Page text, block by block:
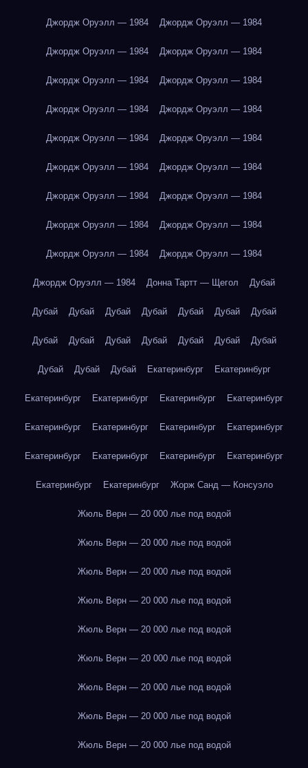
Джордж Оруэлл — 1984 Джордж Оруэлл — 1984
Джордж Оруэлл — 1984 Джордж Оруэлл — 1984
Джордж Оруэлл — 1984 Джордж Оруэлл — 1984
Джордж Оруэлл — 1984 Джордж Оруэлл — 1984
Джордж Оруэлл — 1984 Джордж Оруэлл — 1984
Джордж Оруэлл — 1984 Джордж Оруэлл — 1984
Джордж Оруэлл — 1984 Джордж Оруэлл — 1984
Джордж Оруэлл — 1984 Джордж Оруэлл — 1984
Джордж Оруэлл — 1984 Джордж Оруэлл — 1984
Джордж Оруэлл — 1984 Донна Тартт — Щегол Дубай
Дубай Дубай Дубай Дубай Дубай Дубай Дубай
Дубай Дубай Дубай Дубай Дубай Дубай Дубай
Дубай Дубай Дубай Екатеринбург Екатеринбург
Екатеринбург Екатеринбург Екатеринбург Екатеринбург
Екатеринбург Екатеринбург Екатеринбург Екатеринбург
Екатеринбург Екатеринбург Екатеринбург Екатеринбург
Екатеринбург Екатеринбург Жорж Санд — Консуэло
Жюль Верн — 20 000 лье под водой
Жюль Верн — 20 000 лье под водой
Жюль Верн — 20 000 лье под водой
Жюль Верн — 20 000 лье под водой
Жюль Верн — 20 000 лье под водой
Жюль Верн — 20 000 лье под водой
Жюль Верн — 20 000 лье под водой
Жюль Верн — 20 000 лье под водой
Жюль Верн — 20 000 лье под водой